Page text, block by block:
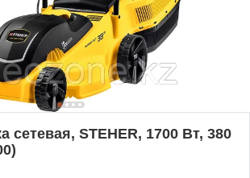
сетевая, STEHER, 1700 Вт, 380